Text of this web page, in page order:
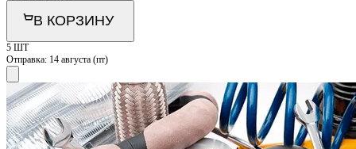
В КОРЗИНУ
5 ШТ
Отправка: 14 августа (пт)